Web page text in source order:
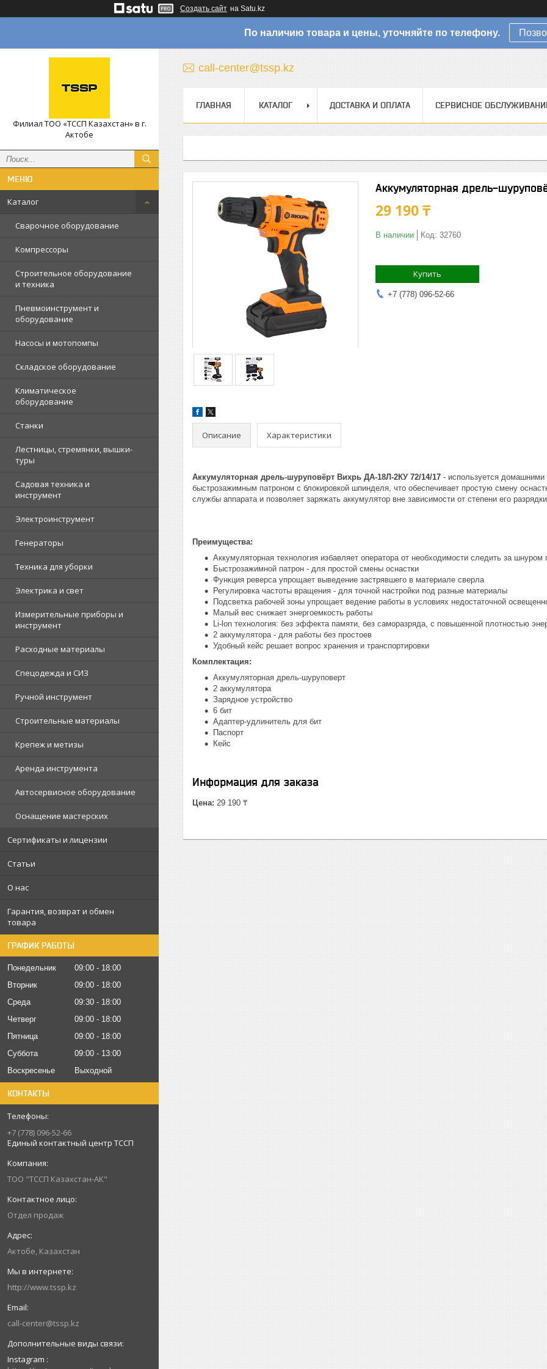
Создать сайт на Satu.kz
По наличию товара и цены, уточняйте по телефону.
Филиал ТОО «ТССП Казахстан» в г.
Актобе
Каталог
Сварочное оборудование
Компрессоры
Строительное оборудование
и техника
Пневмоинструмент и
оборудование
Насосы и мотопомпы
Складское оборудование
Климатическое
оборудование
Станки
Лестницы, стремянки, вышки-
туры
Садовая техника и
инструмент
Электроинструмент
Генераторы
Техника для уборки
Электрика и свет
Измерительные приборы и
инструмент
Расходные материалы
Спецодежда и СИЗ
Ручной инструмент
Строительные материалы
Крепеж и метизы
Аренда инструмента
Автосервисное оборудование
Оснащение мастерских
Сертификаты и лицензии
Статьи
О нас
Гарантия, возврат и обмен
товара
ГРАФИК РАБОТЫ
Понедельник 09:00
18:00
Вторник
09:00
18:00
Среда
09:30
18:00
Четверг
09:00
18:00
Пятница
09:00
18:00
Суббота
09:00
13:00
Воскресенье
Выходной
КОНТАКТЫ
+7 (778) 096-52-66
Единый контактный центр ТССП
ТОО "ТССП Казахстан-АК"
Отдел продаж
Актобе, Казахстан
http://www.tssp.kz
call-center@tssp.kz
Instagram
call-center@tssp.kz
ГЛАВНАЯ КАТАЛОГ ДОСТАВКА И ОПЛАТА СЕРВИСНОЕ
Аккумуляторная дрель-
29 190 ₸
В наличии Код: 32760
Купить
+7 (778) 096-52-66
Описание Характеристики
Аккумуляторная дрель-шуруповёрт Вихрь ДА-18Л-2КУ 72/14/17 - используется
быстрозажимным патроном с блокировкой шпинделя, что обеспечивает простую смену
службы аппарата и позволяет заряжать аккумулятор вне зависимости от степени его
Преимущества:
Аккумуляторная технология избавляет оператора от необходимости следить за шнуром
Быстрозажимной патрон - для простой смены оснастки
Функция реверса упрощает выведение застрявшего в материале сверла
Регулировка частоты вращения - для точной настройки под разные материалы
Подсветка рабочей зоны упрощает ведение работы в условиях недостаточной
Малый вес снижает энергоемкость работы
Li-lon технология: без эффекта памяти, без саморазряда, с повышенной плотностью
2 аккумулятора - для работы без простоев
Удобный кейс решает вопрос хранения и транспортировки
Комплектация:
Аккумуляторная дрель-шуруповерт
2 аккумулятора
Зарядное устройство
6 бит
Адаптер-удлинитель для бит
Паспорт
Кейс
Информация для заказа
Цена: 29 190 ₸